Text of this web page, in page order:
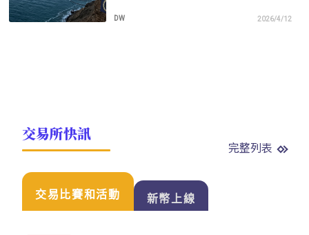
DW 2026/4/12
交易所快訊
完整列表
交易比賽和活動 新幣上線